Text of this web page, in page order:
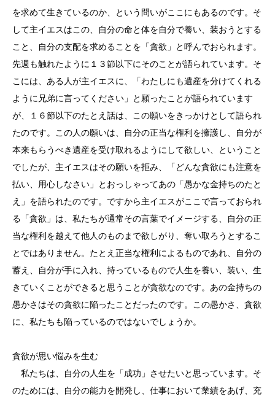
を求めて生きているのか、という問いがここにもあるのです。そ
して主イエスはこの、自分の命と体を自分で養い、装おうとする
こと、自分の支配を求めることを「貪欲」と呼んでおられます。
先週も触れたように１３節以下にそのことが語られています。そ
こには、ある人が主イエスに、「わたしにも遺産を分けてくれる
ように兄弟に言ってください」と願ったことが語られています
が、１６節以下のたとえ話は、この願いをきっかけとして語られ
たのです。この人の願いは、自分の正当な権利を擁護し、自分が
本来もらうべき遺産を受け取れるようにして欲しい、ということ
でしたが、主イエスはその願いを拒み、「どんな貪欲にも注意を
払い、用心しなさい」とおっしゃってあの「愚かな金持ちのたと
え」を語られたのです。ですから主イエスがここで言っておられ
る「貪欲」は、私たちが通常その言葉でイメージする、自分の正
当な権利を越えて他人のものまで欲しがり、奪い取ろうとするこ
とではありません。たとえ正当な権利によるものであれ、自分の
蓄え、自分が手に入れ、持っているもので人生を養い、装い、生
きていくことができると思うことが貪欲なのです。あの金持ちの
愚かさはその貪欲に陥ったことだったのです。この愚かさ、貪欲
に、私たちも陥っているのではないでしょうか。
貪欲が思い悩みを生む
私たちは、自分の人生を「成功」させたいと思っています。そ
のためには、自分の能力を開発し、仕事において業績をあげ、充